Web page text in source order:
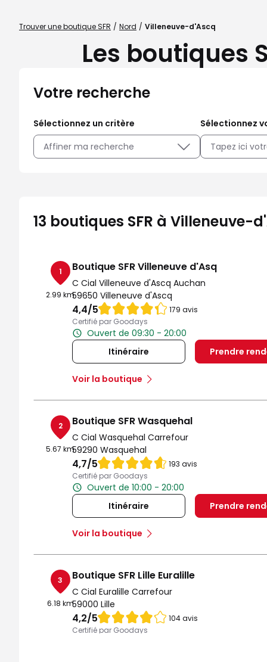
Trouver une boutique SFR Nord Villeneuve-d'Ascq
Les boutiques
Votre recherche
Sélectionnez un critère
Affiner ma recherche
Sélectionnez
13 boutiques SFR à Villeneuve-
1
2.99 km
Boutique SFR Villeneuve d'Asq
C Cial Villeneuve d'Ascq Auchan
59650 Villeneuve d'Ascq
4,4/5Note de 4.4 sur 5
179 avis
Certifié par Goodays
Ouvert de 09:30 - 20:00
Itinéraire
Prendre
Voir la boutique
2
5.67 km
Boutique SFR Wasquehal
C Cial Wasquehal Carrefour
59290 Wasquehal
4,7/5Note de 4.7 sur 5
193 avis
Certifié par Goodays
Ouvert de 10:00 - 20:00
Itinéraire
Prendre
Voir la boutique
3
6.18 km
Boutique SFR Lille Euralille
C Cial Euralille Carrefour
59000 Lille
4,2/5Note de 4.2 sur 5
104 avis
Certifié par Goodays